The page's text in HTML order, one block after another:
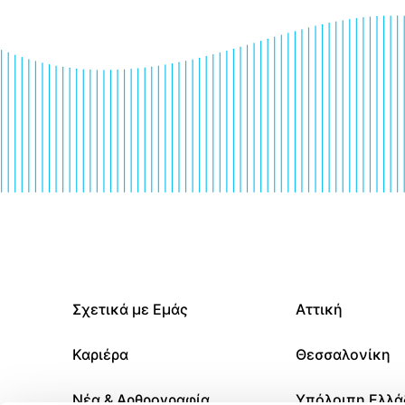
Σχετικά με Εμάς
Καριέρα
Νέα & Αρθρογραφία
Αττική
Θεσσαλονίκη
Υπόλοιπη